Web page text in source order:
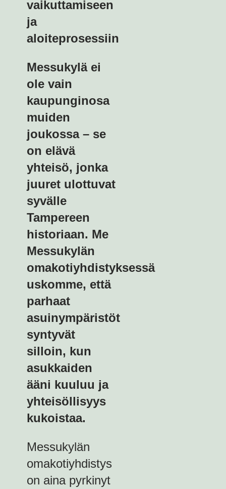
vaikuttamiseen
ja
aloiteprosessiin
Messukylä ei
ole vain
kaupunginosa
muiden
joukossa – se
on elävä
yhteisö, jonka
juuret ulottuvat
syvälle
Tampereen
historiaan. Me
Messukylän
omakotiyhdistyksessä
uskomme, että
parhaat
asuinympäristöt
syntyvät
silloin, kun
asukkaiden
ääni kuuluu ja
yhteisöllisyys
kukoistaa.
Messukylän
omakotiyhdistys
on aina pyrkinyt